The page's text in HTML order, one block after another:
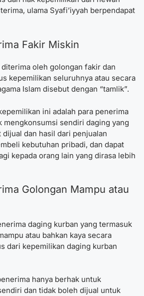
ulama Syafi’iyyah berpendapat
Fakir Miskin
oleh golongan fakir dan
kepemilikan seluruhnya atau secara
Islam disebut dengan “tamlik”.
ini adalah para penerima
mengkonsumsi sendiri daging yang
dan hasil dari penjualan
kebutuhan pribadi, dan dapat
kepada orang lain yang dirasa lebih
Golongan Mampu atau
daging kurban yang termasuk
atau bahkan kaya secara
dari kepemilikan daging kurban
hanya berhak untuk
dan tidak boleh dijual untuk